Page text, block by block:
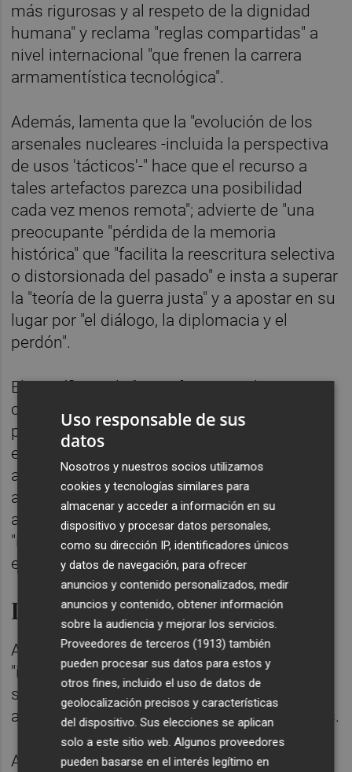
más rigurosas y al respeto de la dignidad
humana" y reclama "reglas compartidas" a
nivel internacional "que frenen la carrera
armamentística tecnológica".
Además, lamenta que la "evolución de los
arsenales nucleares -incluida la perspectiva
de usos 'tácticos'-" hace que el recurso a
tales artefactos parezca una posibilidad
cada vez menos remota"; advierte de "una
preocupante "pérdida de la memoria
histórica" que "facilita la reescritura selectiva
o distorsionada del pasado" e insta a superar
la "teoría de la guerra justa" y a apostar en su
lugar por "el diálogo, la diplomacia y el
perdón".
El Pontífice pide "un enfoque prudente y
cauteloso" y advierte de que "puede ser
peligrosa" cuando las personas buscan en
ella una relación de cuidado o de
acompañamiento porque la "imitación
artificial" de consejo, empatía, amistad o
amor en usuarios poco conscientes puede
"inducir a engaño y dar la falsa impresión de
estar en una relación".
Impacto ambiental
Además, advierte del "riesgo" que supone el
"impacto ambiental" de los actuales
sistemas de IA en relación al agua, el
anhídrido carbónico y los recursos naturales.
Asimismo, alerta de que los sistemas de IA
Uso responsable de sus
datos
Nosotros y nuestros socios utilizamos
cookies y tecnologías similares para
almacenar y acceder a información en su
dispositivo y procesar datos personales,
como su dirección IP, identificadores únicos
y datos de navegación, para ofrecer
anuncios y contenido personalizados, medir
anuncios y contenido, obtener información
sobre la audiencia y mejorar los servicios.
Proveedores de terceros (1913) también
pueden procesar sus datos para estos y
otros fines, incluido el uso de datos de
geolocalización precisos y características
del dispositivo. Sus elecciones se aplican
solo a este sitio web. Algunos proveedores
pueden basarse en el interés legítimo en